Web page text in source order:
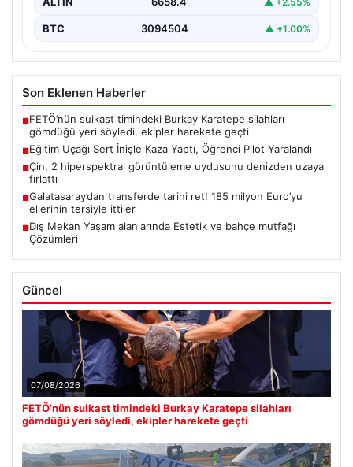
BTC 3094504 ▲ +1.00%
Son Eklenen Haberler
■FETÖ’nün suikast timindeki Burkay Karatepe silahları
gömdüğü yeri söyledi, ekipler harekete geçti
■Eğitim Uçağı Sert İnişle Kaza Yaptı, Öğrenci Pilot Yaralandı
■Çin, 2 hiperspektral görüntüleme uydusunu denizden uzaya
fırlattı
■Galatasaray’dan transferde tarihi ret! 185 milyon Euro’yu
ellerinin tersiyle ittiler
■Dış Mekan Yaşam alanlarında Estetik ve bahçe mutfağı
Çözümleri
Güncel
07/08/2026
FETÖ’nün suikast timindeki Burkay Karatepe silahları
gömdüğü yeri söyledi, ekipler harekete geçti